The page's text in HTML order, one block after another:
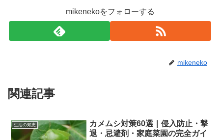
mikenekoをフォローする
mikeneko
関連記事
生活の知恵
カメムシ対策60選｜侵入防止・撃
退・忌避剤・家庭菜園の完全ガイ